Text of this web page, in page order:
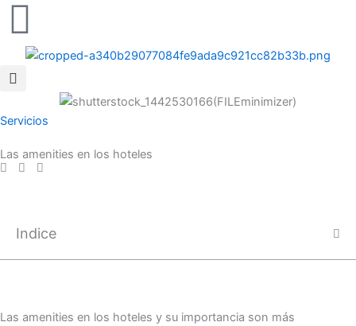
contenido
Servicios
Las amenities en los hoteles
Indice
Las amenities en los hoteles y su importancia son más